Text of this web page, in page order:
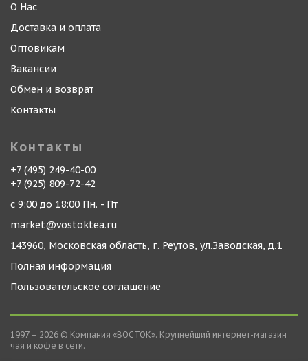
О Нас
Доставка и оплата
Оптовикам
Вакансии
Обмен и возврат
Контакты
Контакты
+7 (495) 249-40-00
+7 (925) 809-72-42
с 9:00 до 18:00 Пн. - Пт
market@vostoktea.ru
143960, Московская область, г. Реутов, ул.Заводская, д.1
Полная информация
Пользовательское соглашение
1997 – 2026 © Компания «ВОСТОК». Крупнейший интернет-магазин
чая и кофе в сети.